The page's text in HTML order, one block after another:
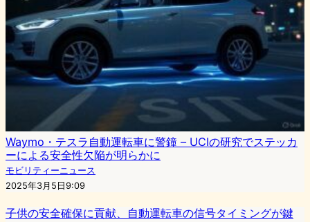
Waymo・テスラ自動運転車に警鐘 – UCIの研究でステッカ
ーによる安全性欠陥が明らかに
モビリティーニュース
2025年3月5日9:09
子供の安全確保に貢献、自動運転車の信号タイミングが鍵